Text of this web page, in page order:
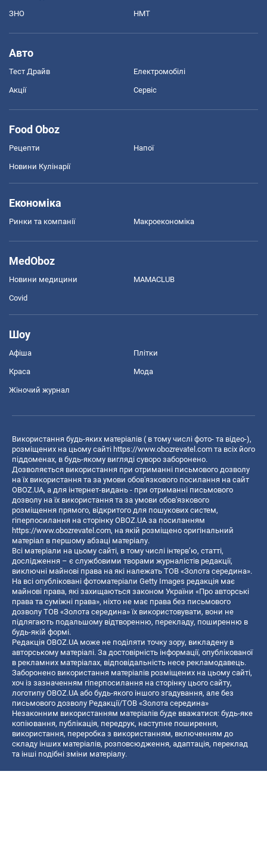
ЗНО НМТ
Авто
Тест Драйв Електромобілі
Акції Сервіс
Food Oboz
Рецепти Напої
Новини Кулінарії
Економіка
Ринки та компанії Макроекономіка
MedOboz
Новини медицини MAMACLUB
Covid
Шоу
Афіша Плітки
Краса Мода
Жіночий журнал
Використання будь-яких матеріалів ( в тому числі фото- та відео-),
розміщених на цьому сайті https://www.obozrevatel.com та всіх його
піддоменах, в будь-якому вигляді суворо заборонено.
Дозволяється використання при отриманні письмового дозволу
на їх використання та за умови обов'язкового посилання на сайт
OBOZ.UA, а для інтернет-видань - при отриманні письмового
дозволу на їх використання та за умови обов'язкового
розміщення прямого, відкритого для пошукових систем,
гіперпосилання на сторінку OBOZ.UA за посиланням
https://www.obozrevatel.com, на якій розміщено оригінальний
матеріал в першому абзаці матеріалу.
Всі матеріали на цьому сайті, в тому числі інтерв’ю, статті,
дослідження – є службовими творами журналістів редакції,
виключні майнові права на які належать ТОВ «Золота середина».
На всі опубліковані фотоматеріали Getty Images редакція має
майнові права, які захищаються законом України «Про авторські
права та суміжні права», ніхто не має права без письмового
дозволу ТОВ «Золота середина» їх використовувати, вони не
підлягають подальшому відтворенню, перекладу, поширенню в
будь-якій формі.
Редакція OBOZ.UA може не поділяти точку зору, викладену в
авторському матеріалі. За достовірність інформації, опублікованої
в рекламних матеріалах, відповідальність несе рекламодавець.
Заборонено використання матеріалів розміщених на цьому сайті,
хоч із зазначенням гіперпосилання на сторінку цього сайту,
логотипу OBOZ.UA або будь-якого іншого згадування, але без
письмового дозволу Редакції/ТОВ «Золота середина»
Незаконним використанням матеріалів буде вважатися: будь-яке
копiювання, публiкацiя, передрук, наступне поширення,
використання, переробка з використанням, включенням до
складу інших матеріалів, розповсюдження, адаптація, переклад
та інші подібні зміни матеріалу.